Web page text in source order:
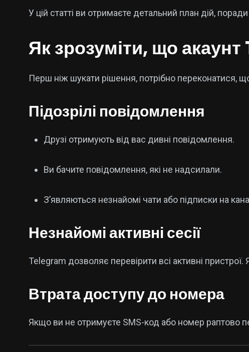
У цій статті ви отримаєте детальний план дій,
Як зрозуміти, що
Перш ніж шукати рішення, потрібно переконатися,
Підозрілі повідомлення
Друзі отримують від вас дивні повідомлення.
Ви бачите повідомлення, які не надсилали.
З’являються незнайомі чати або підписки на
Незнайомі активні сесії
Telegram дозволяє перевірити всі активні
Втрата доступу до номера
Якщо ви не отримуєте SMS-код або номер